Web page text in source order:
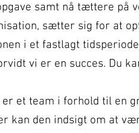
samt nå tættere på
sætter sig for at
i et fastlagt
vi er en succes. Du
et team i forhold til en
kan den indsigt om at